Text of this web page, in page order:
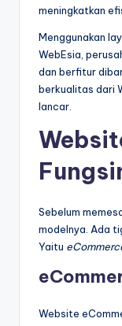
meningkatkan
Menggunakan
WebEsia,
dan berfitur
berkualitas dari
lancar.
Sebelum
modelnya. Ada
Yaitu
Website